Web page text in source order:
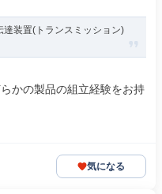
装置(トランスミッション)
かの製品の組立経験をお持
気になる